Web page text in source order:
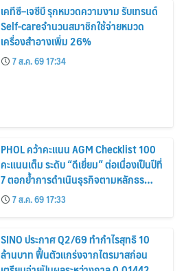
เคทีซี–เจซีบี รุกหมวดความงาม รับเทรนด์
Self-careจำนวนสมาชิกใช้จ่ายหมวด
เครื่องสำอางเพิ่ม 26%
7 ส.ค. 69 17:34
PHOL คว้าคะแนน AGM Checklist 100
คะแนนเต็ม ระดับ “ดีเยี่ยม” ต่อเนื่องเป็นปีที่
7 ตอกย้ำการดำเนินธุรกิจตามหลักธร
รมาภิบาล โปร่งใส สร้างความเชื่อมั่นผู้ถือ
หุ้น
7 ส.ค. 69 17:33
SINO ประกาศ Q2/69 ทำกำไรสุทธิ 10
ล้านบาท ฟื้นตัวแกร่งจากไตรมาสก่อน